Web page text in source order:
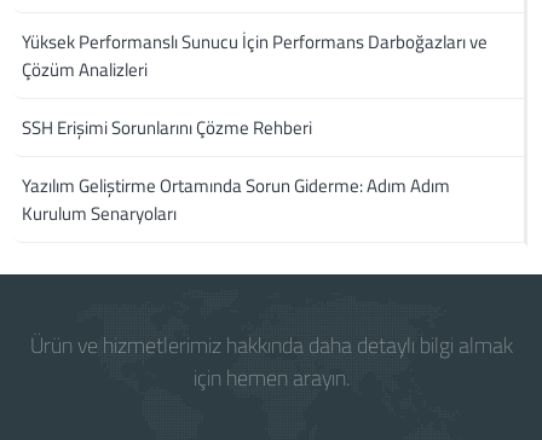
Yüksek Performanslı Sunucu İçin Performans Darboğazları ve
Çözüm Analizleri
SSH Erişimi Sorunlarını Çözme Rehberi
Yazılım Geliştirme Ortamında Sorun Giderme: Adım Adım
Kurulum Senaryoları
Ürün ve hizmetlerimiz hakkında daha detaylı bilgi almak
için hemen arayın.